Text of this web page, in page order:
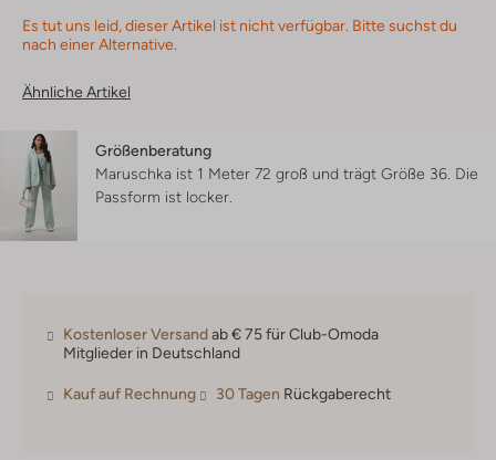
Es tut uns leid, dieser Artikel ist nicht verfügbar. Bitte suchst du
nach einer Alternative.
Ähnliche Artikel
Größenberatung
Maruschka ist 1 Meter 72 groß und trägt Größe 36. Die
Passform ist locker
Kostenloser Versandab € 75 für Club-Omoda
Mitglieder in Deutschland
Kauf auf Rechnung 30 Tagen Rückgaberecht